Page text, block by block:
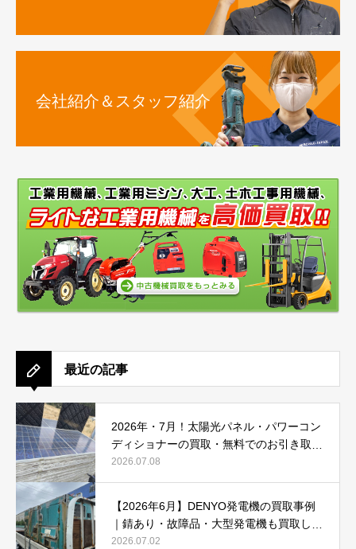
会社紹介＆スタッフ紹介
最近の記事
2026年・7月！太陽光パネル・パワーコン
ディショナーの買取・無料でのお引き取り
強化中です(^^♪
2026.07.08
【2026年6月】DENYO発電機の買取事例
｜錆あり・故障品・大型発電機も買取しま
した
2026.07.02